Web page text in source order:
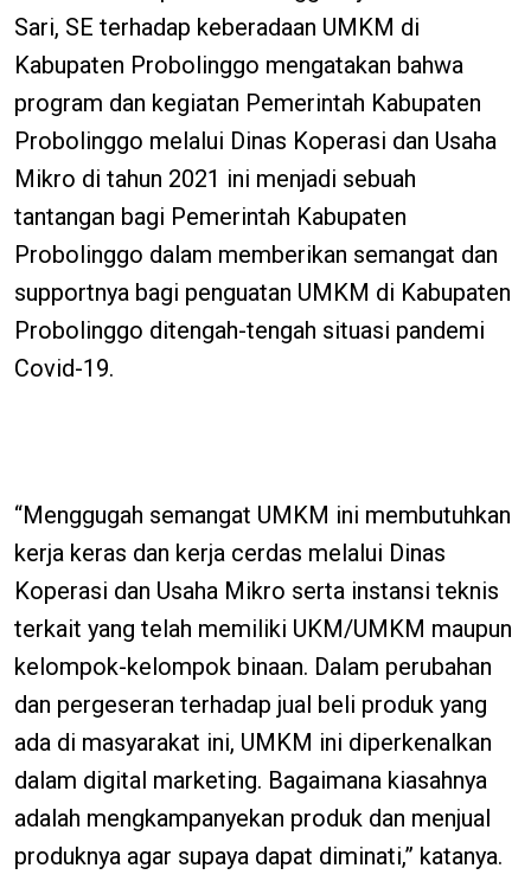
Sari, SE terhadap keberadaan UMKM di
Kabupaten Probolinggo mengatakan bahwa
program dan kegiatan Pemerintah Kabupaten
Probolinggo melalui Dinas Koperasi dan Usaha
Mikro di tahun 2021 ini menjadi sebuah
tantangan bagi Pemerintah Kabupaten
Probolinggo dalam memberikan semangat dan
supportnya bagi penguatan UMKM di Kabupaten
Probolinggo ditengah-tengah situasi pandemi
Covid-19.
“Menggugah semangat UMKM ini membutuhkan
kerja keras dan kerja cerdas melalui Dinas
Koperasi dan Usaha Mikro serta instansi teknis
terkait yang telah memiliki UKM/UMKM maupun
kelompok-kelompok binaan. Dalam perubahan
dan pergeseran terhadap jual beli produk yang
ada di masyarakat ini, UMKM ini diperkenalkan
dalam digital marketing. Bagaimana kiasahnya
adalah mengkampanyekan produk dan menjual
produknya agar supaya dapat diminati,” katanya.